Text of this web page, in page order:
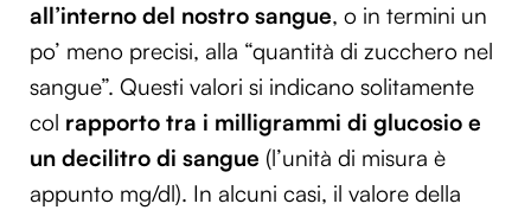
all’interno del nostro sangue, o in termini un
po’ meno precisi, alla “quantità di zucchero nel
sangue”. Questi valori si indicano solitamente
col rapporto tra i milligrammi di glucosio e
un decilitro di sangue (l’unità di misura è
appunto mg/dl). In alcuni casi, il valore della